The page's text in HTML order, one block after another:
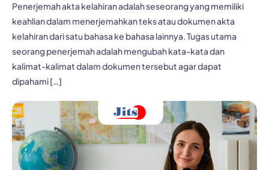
Penerjemah akta kelahiran adalah seseorang yang memiliki
keahlian dalam menerjemahkan teks atau dokumen akta
kelahiran dari satu bahasa ke bahasa lainnya. Tugas utama
seorang penerjemah adalah mengubah kata-kata dan
kalimat-kalimat dalam dokumen tersebut agar dapat
dipahami […]